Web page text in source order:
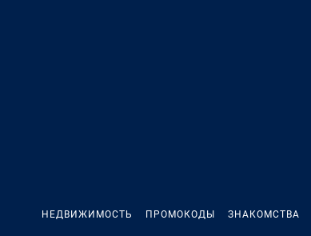
НЕДВИЖИМОСТЬ ПРОМОКОДЫ ЗНАКОМСТВА